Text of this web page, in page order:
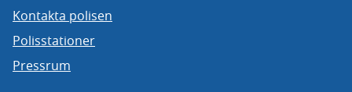
Kontakta polisen
Polisstationer
Pressrum